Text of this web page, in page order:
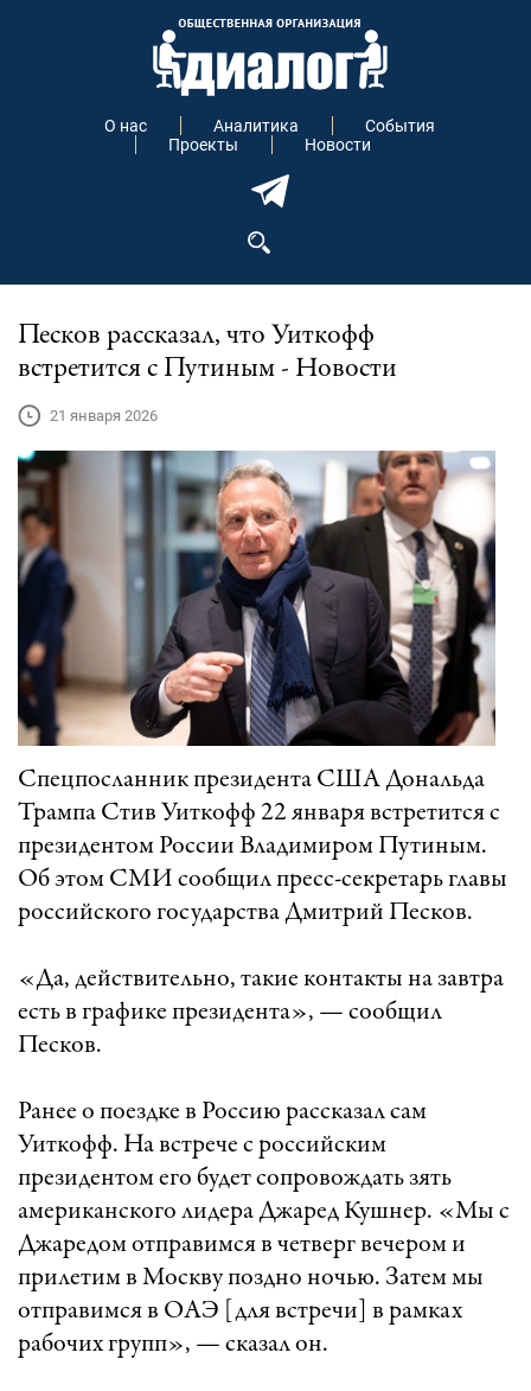
О нас Аналитика
События
Проекты
Новости
Песков рассказал, что Уиткофф
встретится с Путиным - Новости
21 января 2026
Спецпосланник президента США Дональда
Трампа Стив Уиткофф 22 января встретится с
президентом России Владимиром Путиным.
Об этом СМИ сообщил пресс-секретарь главы
российского государства Дмитрий Песков.
«Да, действительно, такие контакты на завтра
есть в графике президента», — сообщил
Песков.
Ранее о поездке в Россию рассказал сам
Уиткофф. На встрече с российским
президентом его будет сопровождать зять
американского лидера Джаред Кушнер. «Мы с
Джаредом отправимся в четверг вечером и
прилетим в Москву поздно ночью. Затем мы
отправимся в ОАЭ [для встречи] в рамках
рабочих групп», — сказал он.